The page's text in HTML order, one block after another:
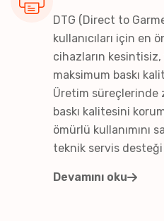
DTG (Direct to
kullanıcıları için en
cihazların
maksimum baskı
Üretim süreçlerinde
baskı kalitesini
ömürlü kullanımını
teknik servis desteği
Devamını oku